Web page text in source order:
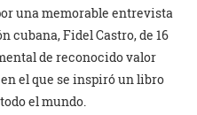
una memorable entrevista
cubana, Fidel Castro, de 16
de reconocido valor
en el que se inspiró un libro
el mundo.